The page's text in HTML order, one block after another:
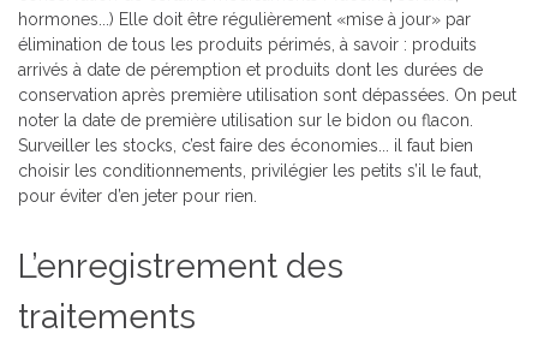
hormones...) Elle doit être régulièrement «mise à jour» par
élimination de tous les produits périmés, à savoir : produits
arrivés à date de péremption et produits dont les durées de
conservation après première utilisation sont dépassées. On peut
noter la date de première utilisation sur le bidon ou flacon.
Surveiller les stocks, c’est faire des économies... il faut bien
choisir les conditionnements, privilégier les petits s’il le faut,
pour éviter d’en jeter pour rien.
L’enregistrement des
traitements